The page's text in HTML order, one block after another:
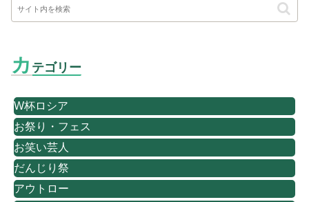
カ テゴリー
W杯ロシア
お祭り・フェス
お笑い芸人
だんじり祭
アウトロー